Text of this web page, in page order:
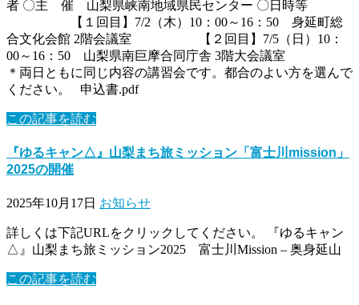
者 〇主 催 山梨県峡南地域県民センター 〇日時等
【１回目】7/2（木）10：00～16：50 身延町総
合文化会館 2階会議室 【２回目】7/5（日）10：
00～16：50 山梨県南巨摩合同庁舎 3階大会議室
＊両日ともに同じ内容の講習会です。都合のよい方を選んで
ください。 申込書.pdf
この記事を読む
『ゆるキャン△』山梨まち旅ミッション「富士川mission」
2025の開催
2025年10月17日 お知らせ
詳しくは下記URLをクリックしてください。 『ゆるキャン
△』山梨まち旅ミッション2025 富士川Mission – 奥身延山
この記事を読む